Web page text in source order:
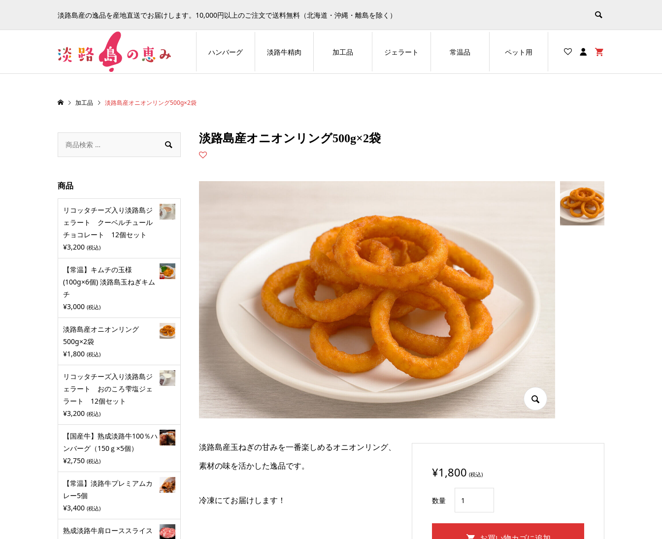
淡路島産の逸品を産地直送でお届けします。10,000円以上のご注文で送料無料（北海道・沖縄・離島を除く）
ハンバーグ 淡路牛精肉 加工品 ジェラート 常温品 ペット用
加工品 淡路島産オニオンリング500g×2袋
淡路島産オニオンリング500g×2袋
淡路島産玉ねぎの甘みを一番楽しめるオニオンリング、
素材の味を活かした逸品です。
冷凍にてお届けします！
¥1,800 (税込)
数量
島

商品
リコッタチーズ入り淡路島ジ
ェラート クーベルチュール
チョコレート 12個セット
¥3,200 (税込)
【常温】キムチの玉様
(100g×6個) 淡路島玉ねぎキム
チ
¥3,000 (税込)
淡路島産オニオンリング
500g×2袋
¥1,800 (税込)
リコッタチーズ入り淡路島ジ
ェラート おのころ雫塩ジェ
ラート 12個セット
¥3,200 (税込)
【国産牛】熟成淡路牛100％ハ
ンバーグ（150ｇ×5個）
¥2,750 (税込)
【常温】淡路牛プレミアムカ
レー5個
¥3,400 (税込)
熟成淡路牛肩ローススライス